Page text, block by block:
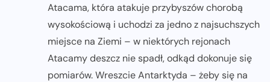
Atacama, która atakuje przybyszów chorobą
wysokościową i uchodzi za jedno z najsuchszych
miejsce na Ziemi – w niektórych rejonach
Atacamy deszcz nie spadł, odkąd dokonuje się
pomiarów. Wreszcie Antarktyda – żeby się na